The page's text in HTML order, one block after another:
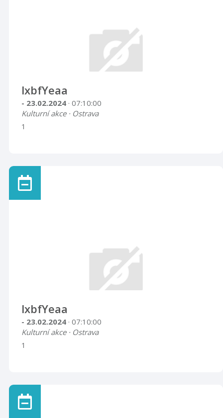
lxbfYeaa
- 23.02.2024 · 07:10:00
Kulturní akce · Ostrava
1
lxbfYeaa
- 23.02.2024 · 07:10:00
Kulturní akce · Ostrava
1